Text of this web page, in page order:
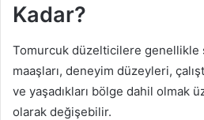
Kadar?
Tomurcuk düzelticilere genellikle
maaşları, deneyim düzeyleri,
ve yaşadıkları bölge dahil olmak
olarak değişebilir.